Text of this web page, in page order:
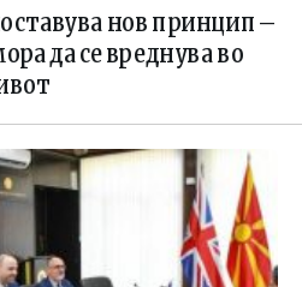
нов принцип –
да се вреднува во